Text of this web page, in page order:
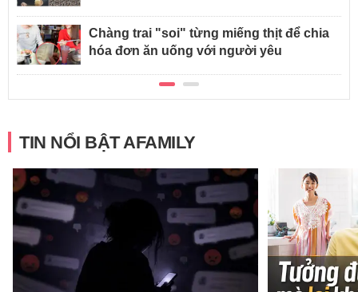
Chàng trai "soi" từng miếng thịt để chia
hóa đơn ăn uống với người yêu
TIN NỔI BẬT AFAMILY